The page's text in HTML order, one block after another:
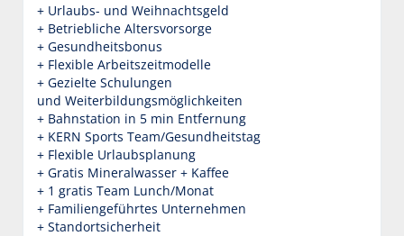
+ Urlaubs- und Weihnachtsgeld
+ Betriebliche Altersvorsorge
+ Gesundheitsbonus
+ Flexible Arbeitszeitmodelle
+ Gezielte Schulungen
und Weiterbildungsmöglichkeiten
+ Bahnstation in 5 min Entfernung
+ KERN Sports Team/Gesundheitstag
+ Flexible Urlaubsplanung
+ Gratis Mineralwasser + Kaffee
+ 1 gratis Team Lunch/Monat
+ Familiengeführtes Unternehmen
+ Standortsicherheit